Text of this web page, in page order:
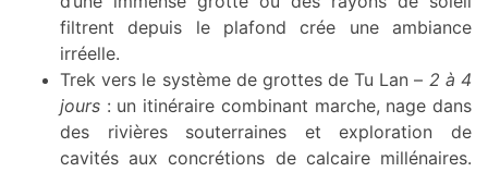
filtrent depuis le plafond crée une ambiance
irréelle.
Trek vers le système de grottes de Tu Lan – 2 à 4
jours : un itinéraire combinant marche, nage dans
des rivières souterraines et exploration de
cavités aux concrétions de calcaire millénaires.